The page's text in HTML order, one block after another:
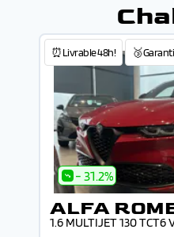
⏰Livrable 48h!
- 31.2%
ALFA
1.6 MULTIJET 130 TCT6